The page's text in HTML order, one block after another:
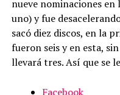
nueve nominaciones en
uno) y fue
sacó diez discos, en la
fueron seis y en esta,
llevará tres. Así que se
Facebook